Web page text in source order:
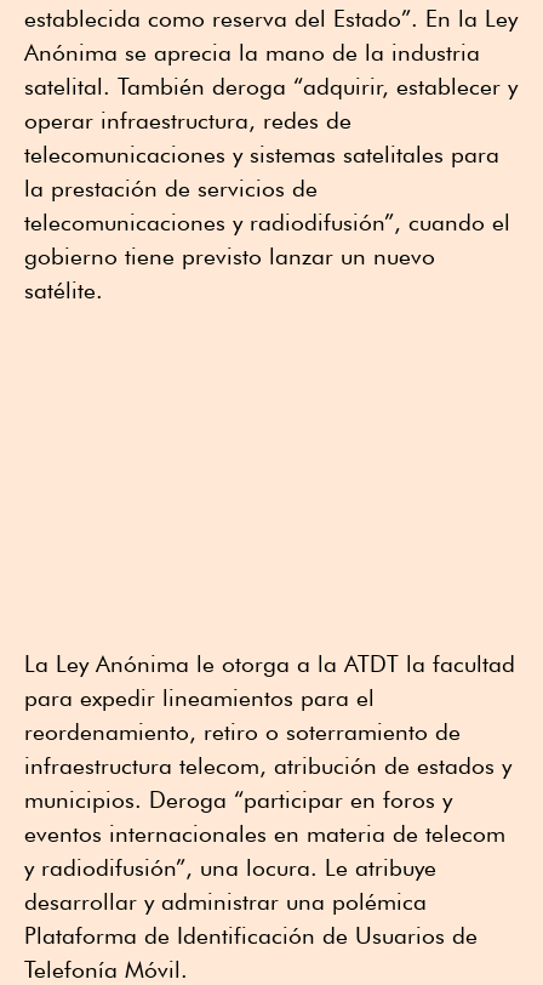
establecida como reserva del Estado”. En la Ley
Anónima se aprecia la mano de la industria
satelital. También deroga “adquirir, establecer y
operar infraestructura, redes de
telecomunicaciones y sistemas satelitales para
la prestación de servicios de
telecomunicaciones y radiodifusión”, cuando el
gobierno tiene previsto lanzar un nuevo
satélite.
La Ley Anónima le otorga a la ATDT la facultad
para expedir lineamientos para el
reordenamiento, retiro o soterramiento de
infraestructura telecom, atribución de estados y
municipios. Deroga “participar en foros y
eventos internacionales en materia de telecom
y radiodifusión”, una locura. Le atribuye
desarrollar y administrar una polémica
Plataforma de Identificación de Usuarios de
Telefonía Móvil.